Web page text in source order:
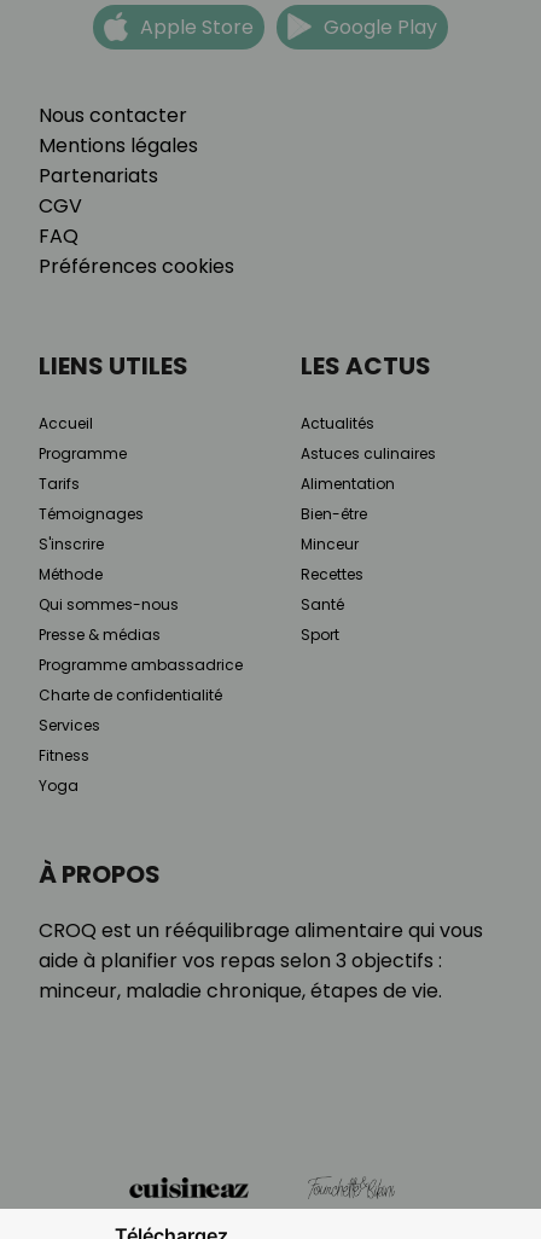
Nous contacter
Mentions légales
Partenariats
CGV
FAQ
Préférences cookies
Apple Store Google Play
À PROPOS
CROQ est un rééquilibrage alimentaire qui vous
aide à planifier vos repas selon 3 objectifs :
minceur, maladie chronique, étapes de vie.
LIENS UTILES
Accueil
Programme
Tarifs
Témoignages
S'inscrire
Méthode
Qui sommes-nous
Presse & médias
Programme ambassadrice
Charte de confidentialité
Services
Fitness
Yoga
LES ACTUS
Actualités
Astuces culinaires
Alimentation
Bien-être
Minceur
Recettes
Santé
Sport